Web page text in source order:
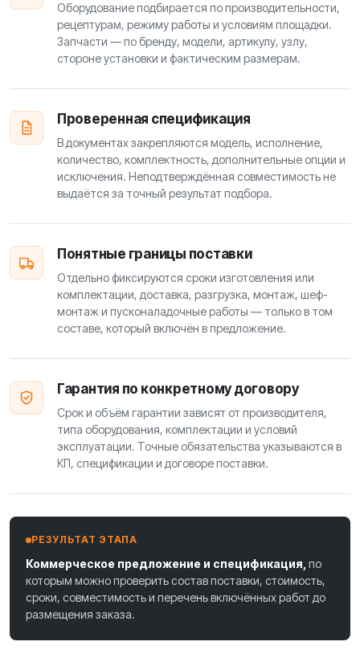
Оборудование подбирается по производительности,
рецептурам, режиму работы и условиям площадки.
Запчасти — по бренду, модели, артикулу, узлу,
стороне установки и фактическим размерам.
Проверенная спецификация
В документах закрепляются модель, исполнение,
количество, комплектность, дополнительные опции и
исключения. Неподтверждённая совместимость не
выдаётся за точный результат подбора.
Понятные границы поставки
Отдельно фиксируются сроки изготовления или
комплектации, доставка, разгрузка, монтаж, шеф-
монтаж и пусконаладочные работы — только в том
составе, который включён в предложение.
Гарантия по конкретному договору
Срок и объём гарантии зависят от производителя,
типа оборудования, комплектации и условий
эксплуатации. Точные обязательства указываются в
КП, спецификации и договоре поставки.
РЕЗУЛЬТАТ ЭТАПА
Коммерческое предложение и спецификация, по
которым можно проверить состав поставки, стоимость,
сроки, совместимость и перечень включённых работ до
размещения заказа.